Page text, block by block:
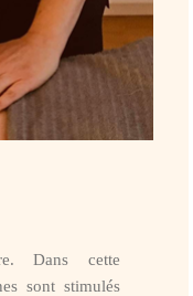
Dans cette
sont stimulés